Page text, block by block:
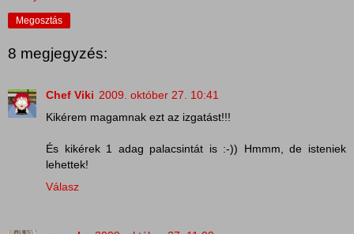
Megosztás
8 megjegyzés:
Chef Viki 2009. október 27. 10:41
Kikérem magamnak ezt az izgatást!!!
És kikérek 1 adag palacsintát is :-)) Hmmm, de isteniek
lehettek!
Válasz